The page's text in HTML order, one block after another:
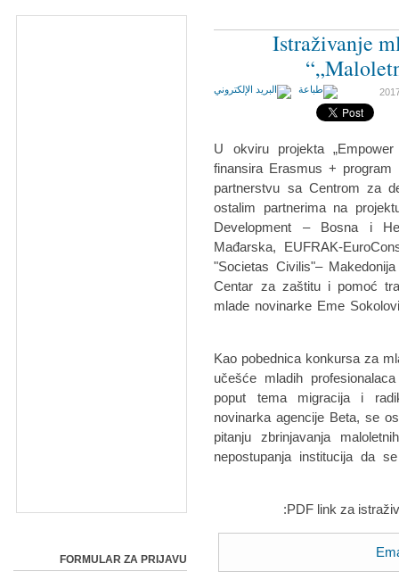
Istraživanje
U okviru projekta
finansira Erasmus +
partnerstvu sa Centrom za
ostalim partnerima na
Development – Bosna i
Mađarska, EUFRAK-
"Societas Civilis"–
Centar za zaštitu i pomoć
mlade novinarke Eme
Kao pobednica konkursa za
učešće mladih
poput tema migracija i
novinarka agencije Beta, se
pitanju zbrinjavanja
nepostupanja institucija da
PDF link za
FORMULAR ZA PRIJAVU